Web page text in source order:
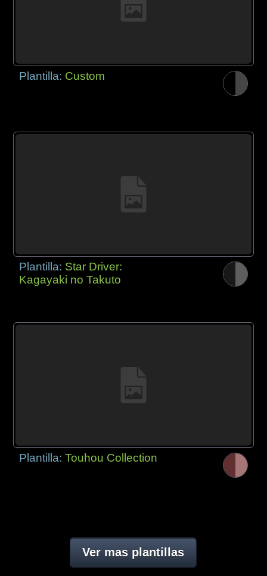
Plantilla: Custom
Plantilla: Star Driver:
Kagayaki no Takuto
Plantilla:Touhou Collection
Ver mas plantillas